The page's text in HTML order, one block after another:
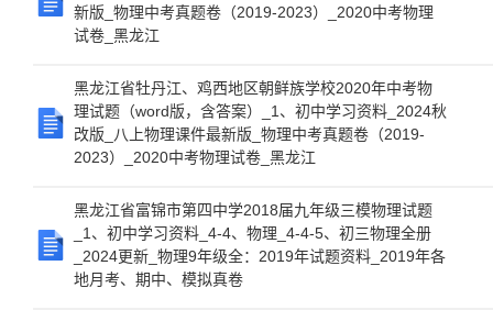
新版_物理中考真题卷（2019-2023）_2020中考物理
试卷_黑龙江
黑龙江省牡丹江、鸡西地区朝鲜族学校2020年中考物
理试题（word版，含答案）_1、初中学习资料_2024秋
改版_八上物理课件最新版_物理中考真题卷（2019-
2023）_2020中考物理试卷_黑龙江
黑龙江省富锦市第四中学2018届九年级三模物理试题
_1、初中学习资料_4-4、物理_4-4-5、初三物理全册
_2024更新_物理9年级全：2019年试题资料_2019年各
地月考、期中、模拟真卷